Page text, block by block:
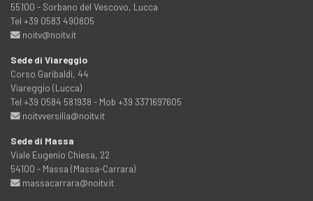
55100 - Sorbano del Vescovo, Lucca
Tel +39 0583 490805
noitv@noitv.it
Sede di Viareggio
Corso Garibaldi, 44
Viareggio (Lucca)
Tel +39 0584 581938 - Mob +39 3371697605
noitvversilia@noitv.it
Sede di Massa
Viale Eugenio Chiesa, 22
54100 - Massa (Massa-Carrara)
massacarrara@noitv.it